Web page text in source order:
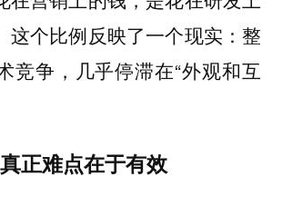
这个比例反映了一个现实：整
竞争，几乎停滞在“外观和互
正难点在于有效